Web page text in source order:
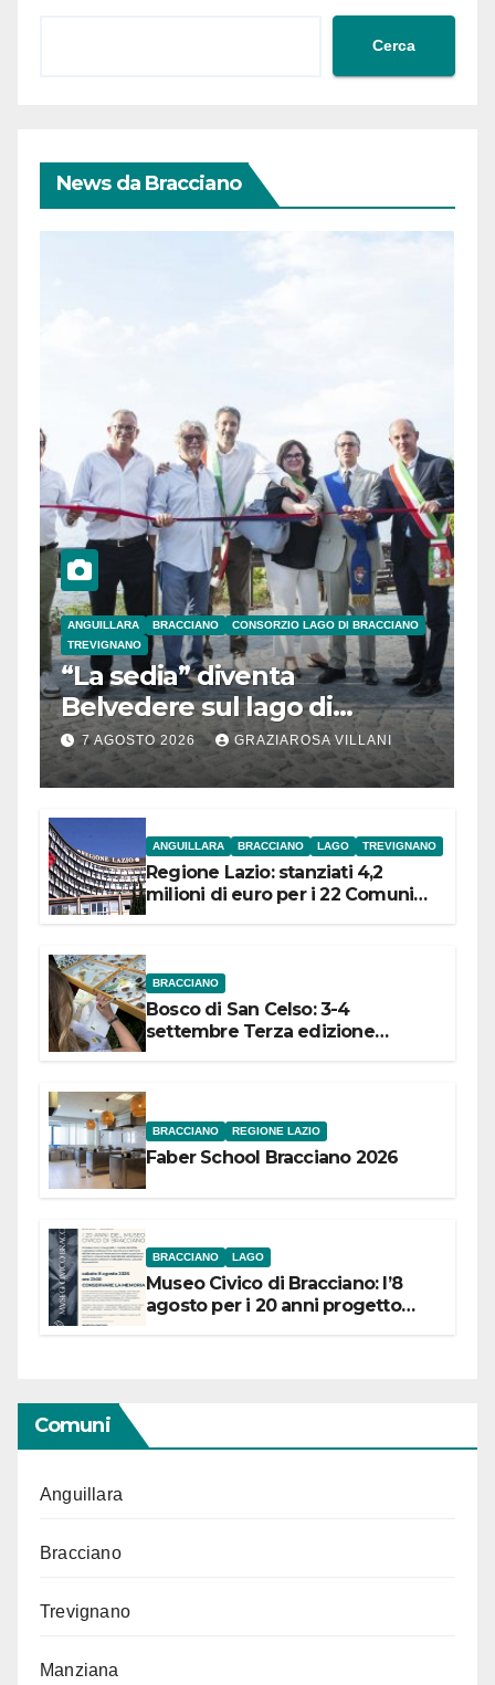
Cerca
News da Bracciano
ANGUILLARA BRACCIANO
CONSORZIO LAGO DI BRACCIANO
TREVIGNANO
“La sedia” diventa
Belvedere sul lago di
Bracciano: ieri
l’inaugurazione
7 AGOSTO 2026 GRAZIAROSA VILLANI
ANGUILLARA BRACCIANO LAGO TREVIGNANO
Regione Lazio: stanziati 4,2
milioni di euro per i 22 Comuni
BRACCIANO
Bosco di San Celso: 3-4
settembre Terza edizione
BRACCIANO REGIONE LAZIO
Faber School Bracciano 2026
BRACCIANO LAGO
Museo Civico di Bracciano: l’8
agosto per i 20 anni progetto
Comuni
Anguillara
Bracciano
Trevignano
Manziana